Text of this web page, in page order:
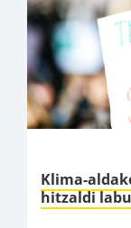
Klima-
hitzaldi